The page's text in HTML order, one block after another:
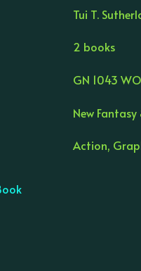
Tui T.
2 books
GN 1043
New
Action,